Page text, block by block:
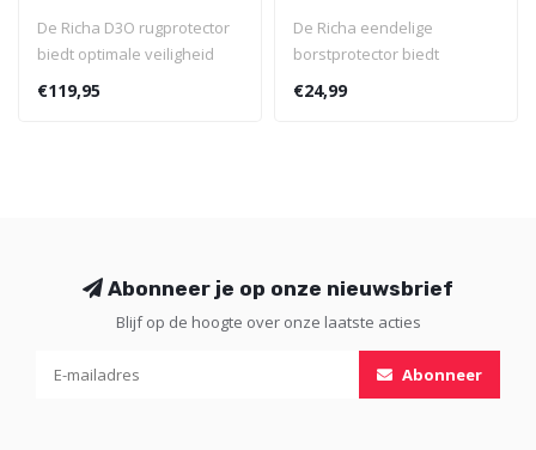
De Richa D3O rugprotector
biedt optimale veiligheid
voor de sportieve rijder en ..
€119,95
De Richa eendelige
borstprotector biedt
hoogwaardige bescherming
voor de sportie..
€24,99
Abonneer je op onze nieuwsbrief
Blijf op de hoogte over onze laatste acties
Abonneer